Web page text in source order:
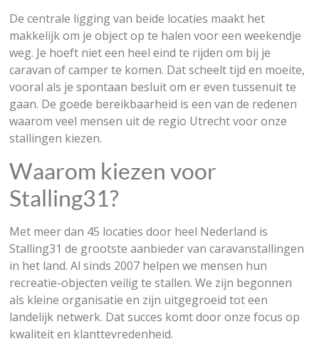
De centrale ligging van beide locaties maakt het
makkelijk om je object op te halen voor een weekendje
weg. Je hoeft niet een heel eind te rijden om bij je
caravan of camper te komen. Dat scheelt tijd en moeite,
vooral als je spontaan besluit om er even tussenuit te
gaan. De goede bereikbaarheid is een van de redenen
waarom veel mensen uit de regio Utrecht voor onze
stallingen kiezen.
Waarom kiezen voor
Stalling31?
Met meer dan 45 locaties door heel Nederland is
Stalling31 de grootste aanbieder van caravanstallingen
in het land. Al sinds 2007 helpen we mensen hun
recreatie-objecten veilig te stallen. We zijn begonnen
als kleine organisatie en zijn uitgegroeid tot een
landelijk netwerk. Dat succes komt door onze focus op
kwaliteit en klanttevredenheid.